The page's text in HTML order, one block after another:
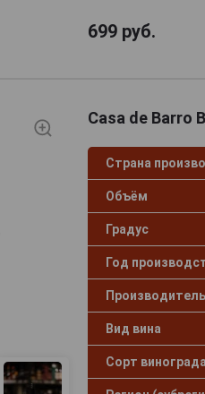
699руб.
Casa de Barro
Страна
Объём
Градус
Год
Производитель
Вид вина
Сорт винограда